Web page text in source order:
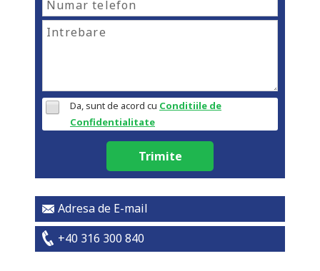
Da, sunt de acord cu Conditiile de
Confidentialitate
Trimite
Adresa de E-mail
+40 316 300 840